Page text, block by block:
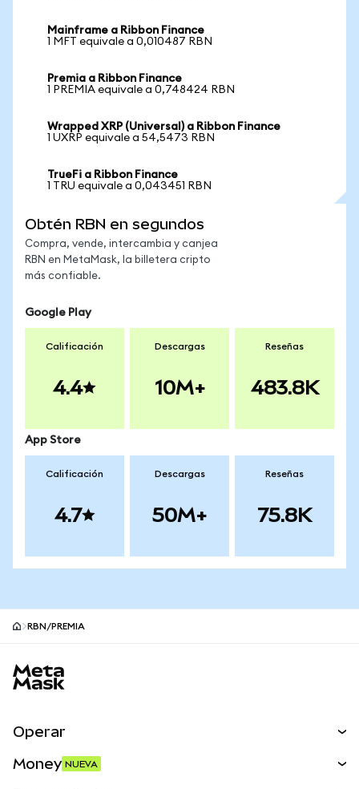
Mainframe a Ribbon Finance
1 MFT equivale a 0,010487 RBN
Premia a Ribbon Finance
1 PREMIA equivale a 0,748424 RBN
Wrapped XRP (Universal) a Ribbon Finance
1 UXRP equivale a 54,5473 RBN
TrueFi a Ribbon Finance
1 TRU equivale a 0,043451 RBN
Obtén RBN en segundos
Compra, vende, intercambia y canjea
RBN en MetaMask, la billetera cripto
más confiable.
Google Play
Calificación
4.4
Descargas
10M+
Reseñas
483.8K
App Store
Calificación
4.7
Descargas
50M+
Reseñas
75.8K
RBN/PREMIA
Operar
Money NUEVA